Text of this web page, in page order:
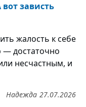
зависть
жалость к себе
— достаточно
несчастным, и
27.07.2026
Надежда